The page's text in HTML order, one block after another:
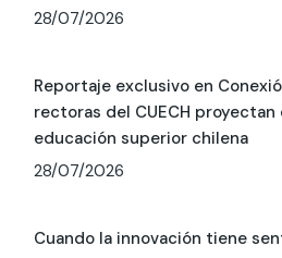
28/07/2026
Reportaje exclusivo en
rectoras del CUECH
educación superior chilena
28/07/2026
Cuando la innovación tiene